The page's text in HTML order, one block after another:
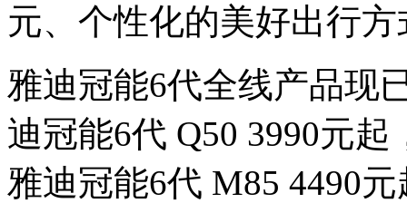
元、个性化的美好出行方
雅迪冠能6代全线产品现
迪冠能6代 Q50 3990元
雅迪冠能6代 M85 4490